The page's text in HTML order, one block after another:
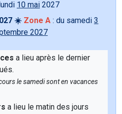
10 mai 2027
☀️ Zone A : du samedi 3
2027
a lieu après le dernier
le samedi sont en vacances
a lieu le matin des jours